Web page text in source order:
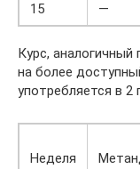
15
—
Курс,
на более
употребляется в 2
Неделя